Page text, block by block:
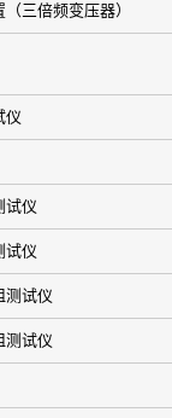
三倍频变压器）
仪
试仪
试仪
测试仪
测试仪